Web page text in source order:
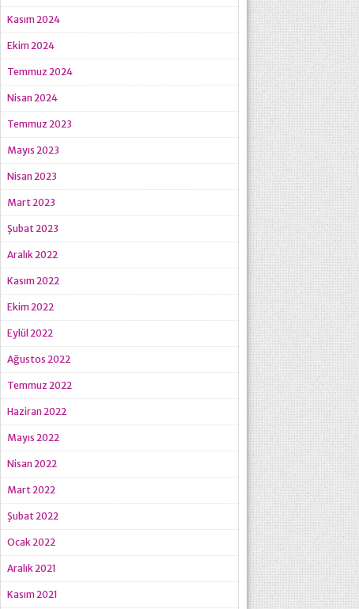
Kasım 2024
Ekim 2024
Temmuz 2024
Nisan 2024
Temmuz 2023
Mayıs 2023
Nisan 2023
Mart 2023
Şubat 2023
Aralık 2022
Kasım 2022
Ekim 2022
Eylül 2022
Ağustos 2022
Temmuz 2022
Haziran 2022
Mayıs 2022
Nisan 2022
Mart 2022
Şubat 2022
Ocak 2022
Aralık 2021
Kasım 2021